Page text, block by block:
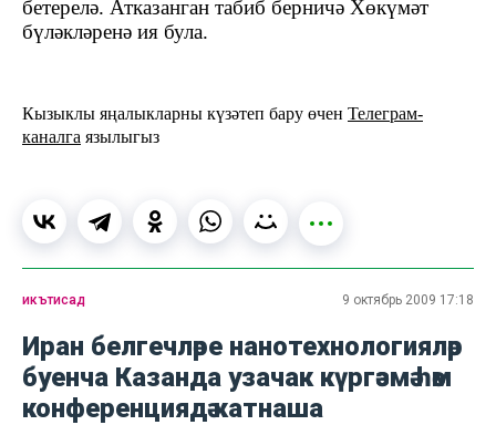
бетерелә. Атказанган табиб берничә Хөкүмәт
бүләкләренә ия була.
Кызыклы яңалыкларны күзәтеп бару өчен Телеграм-
каналга язылыгыз
икътисад 9 октябрь 2009 17:18
Иран белгечләре нанотехнологияләр
буенча Казанда узачак күргәзмә һәм
конференциядә катнаша